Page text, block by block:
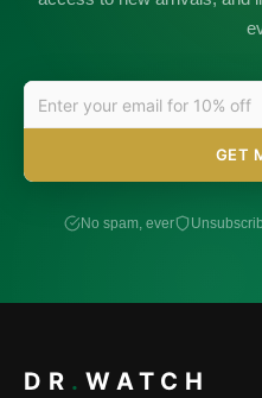
GET
No spam, ever
DR . WATCH